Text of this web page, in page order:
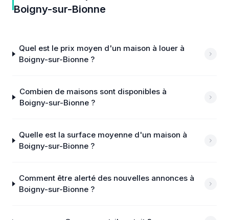
Boigny-sur-Bionne
Quel est le prix moyen d'un maison à louer à
Boigny-sur-Bionne ?
Combien de maisons sont disponibles à
Boigny-sur-Bionne ?
Quelle est la surface moyenne d'un maison à
Boigny-sur-Bionne ?
Comment être alerté des nouvelles annonces à
Boigny-sur-Bionne ?